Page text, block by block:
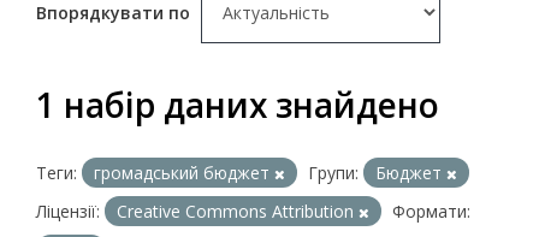
Впорядкувати по
1 набір даних знайдено
Теги: громадський бюджет Групи:
Бюджет
Ліцензії:
Creative Commons Attribution
Формати: